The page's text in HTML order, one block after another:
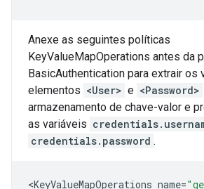
Anexe as seguintes políticas
KeyValueMapOperations antes da
BasicAuthentication para extrair os
elementos <User> e <Password>
armazenamento de chave-valor e
as variáveis
credentials.password .
<KeyValueMapOperations name=